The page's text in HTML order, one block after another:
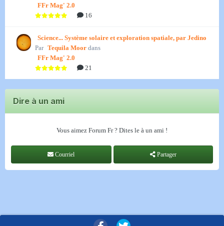
FFr Mag' 2.0
16
Science... Système solaire et exploration spatiale, par Jedino
Par Tequila Moor dans
FFr Mag' 2.0
21
Dire à un ami
Vous aimez Forum Fr ? Dites le à un ami !
Courriel Partager